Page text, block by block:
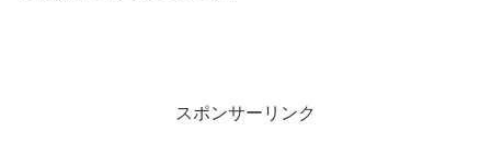
スポンサーリンク